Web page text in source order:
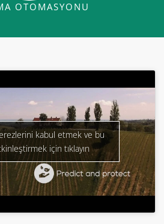
OTOMASYONU
kabul etmek ve bu
için tıklayın